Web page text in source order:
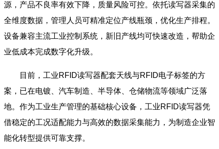
源，产品不良率有效下降，质量风险可控。依托读写器采集的
全维度数据，管理人员可精准定位产线瓶颈，优化生产排程。
设备兼容主流工业控制系统，新旧产线均可快速改造，帮助企
业低成本完成数字化升级。
目前，工业RFID读写器配套天线与RFID电子标签的方
案，已在电镀、汽车制造、半导体、仓储物流等领域广泛落
地。作为工业生产管理的基础核心设备，工业RFID读写器凭
借稳定的工况适配能力与高效的数据采集能力，为制造企业智
能化转型提供可靠支撑。